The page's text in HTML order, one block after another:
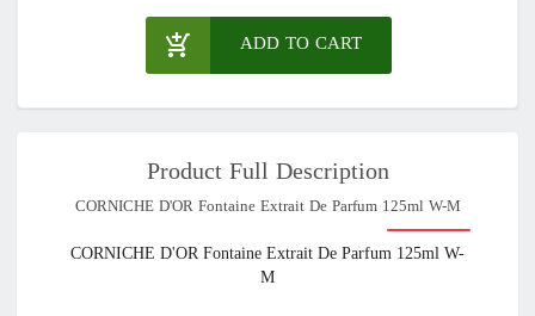
ADD TO CART
Product Full Description
CORNICHE D'OR Fontaine Extrait De Parfum 125ml W-M
CORNICHE D'OR Fontaine Extrait De Parfum 125ml W-
M